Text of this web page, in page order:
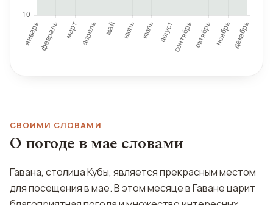
СВОИМИ СЛОВАМИ
О погоде в мае словами
Гавана, столица Кубы, является прекрасным местом
для посещения в мае. В этом месяце в Гаване царит